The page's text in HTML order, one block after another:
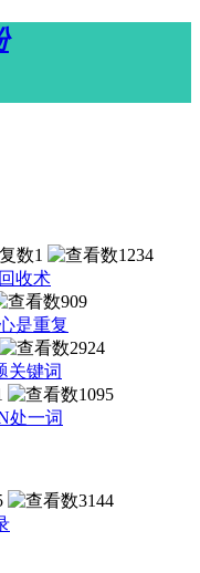
1
1234
收术
909
是重复
2924
关键词
1095
处一词
3144